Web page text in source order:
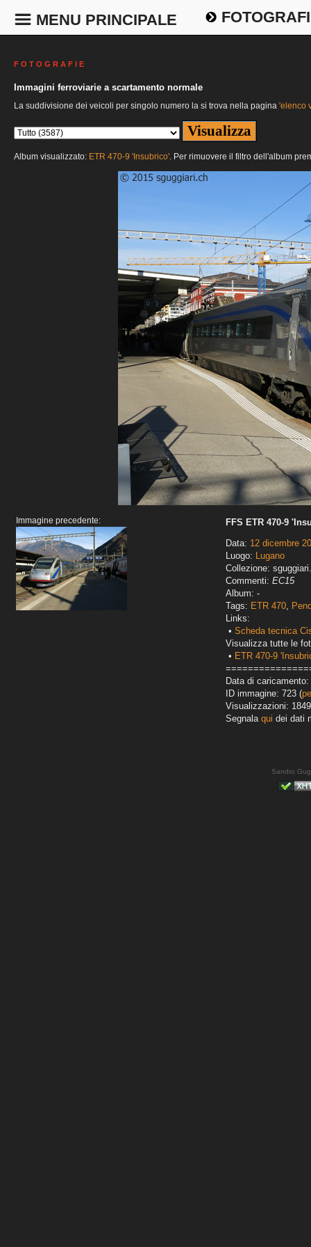
MENU PRINCIPALE
F O T O G R A F I E
Immagini ferroviarie a scartamento normale
La suddivisione dei veicoli per singolo numero la si trova nella pagina 'elenco
Album visualizzato: ETR 470-9 'Insubrico'. Per rimuovere il filtro dell'album
Immagine precedente:
FFS ETR 470-9
Data: 12 dicembre
Luogo: Lugano
Collezione:
Commenti: EC15
Album: -
Tags: ETR 470,
Links:
• Scheda tecnica
Visualizza tutte le
• ETR 470-9
Data di caricamento:
ID immagine: 723 (
Visualizzazioni: 1849
Segnala qui dei dati
Sandro